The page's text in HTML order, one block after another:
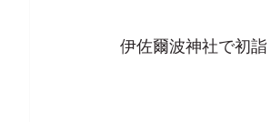
伊佐爾波神社で初詣